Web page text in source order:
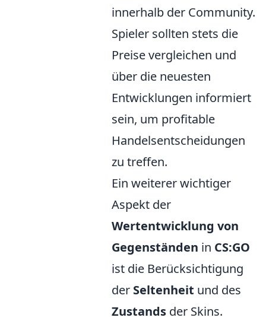
innerhalb der Community.
Spieler sollten stets die
Preise vergleichen und
über die neuesten
Entwicklungen informiert
sein, um profitable
Handelsentscheidungen
zu treffen.
Ein weiterer wichtiger
Aspekt der
Wertentwicklung von
Gegenständen in CS:GO
ist die Berücksichtigung
der Seltenheit und des
Zustands der Skins.